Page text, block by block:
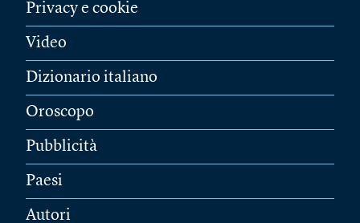
Privacy e cookie
Video
Dizionario italiano
Oroscopo
Pubblicità
Paesi
Autori